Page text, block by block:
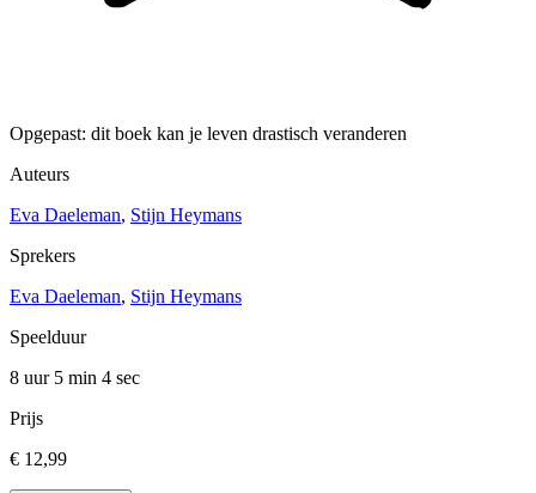
Opgepast: dit boek kan je leven drastisch veranderen
Auteurs
Eva Daeleman, Stijn Heymans
Sprekers
Eva Daeleman, Stijn Heymans
Speelduur
8 uur 5 min 4 sec
Prijs
€ 12,99